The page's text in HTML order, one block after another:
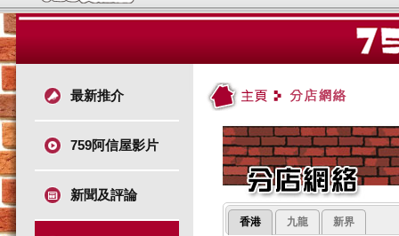
最新推介
759阿信屋影片
新聞及評論
香港 九龍 新界